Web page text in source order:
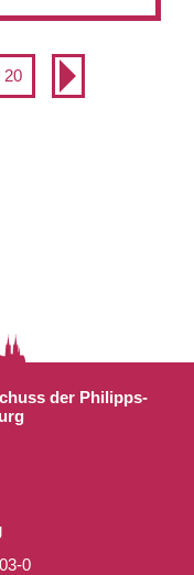
20
der Philipps-
0